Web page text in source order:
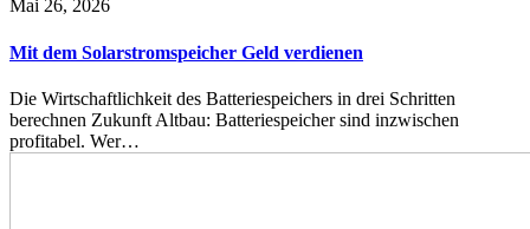
Mai 26, 2026
Mit dem Solarstromspeicher Geld verdienen
Die Wirtschaftlichkeit des Batteriespeichers in drei Schritten
berechnen Zukunft Altbau: Batteriespeicher sind inzwischen
profitabel. Wer…